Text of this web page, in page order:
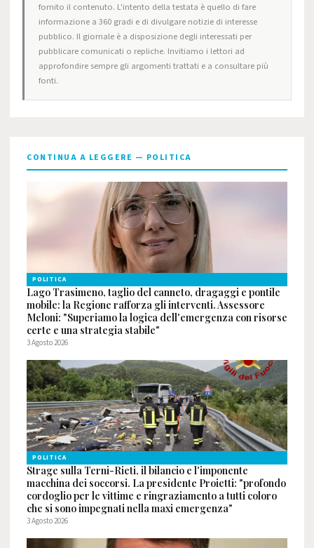
fornito il contenuto. L'intento della testata è quello di fare
informazione a 360 gradi e di divulgare notizie di interesse
pubblico. Il giornale è a disposizione degli interessati per
pubblicare comunicati o repliche. Invitiamo i lettori ad
approfondire sempre gli argomenti trattati e a consultare più
fonti.
CONTINUA A LEGGERE — POLITICA
POLITICA
Lago Trasimeno, taglio del canneto, dragaggi e pontile
mobile: la Regione rafforza gli interventi. Assessore
Meloni: "Superiamo la logica dell'emergenza con risorse
certe e una strategia stabile"
3 Agosto 2026
POLITICA
Strage sulla Terni-Rieti, il bilancio e l'imponente
macchina dei soccorsi. La presidente Proietti: "profondo
cordoglio per le vittime e ringraziamento a tutti coloro
che si sono impegnati nella maxi emergenza"
3 Agosto 2026